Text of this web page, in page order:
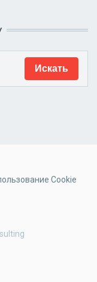
Cookie